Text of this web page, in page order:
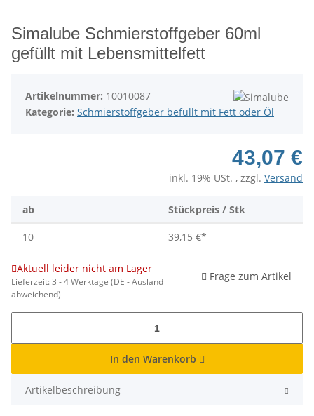
Simalube Schmierstoffgeber 60ml
gefüllt mit Lebensmittelfett
Artikelnummer: 10010087
Kategorie: Schmierstoffgeber befüllt mit Fett oder Öl
43,07 €
inkl. 19% USt. , zzgl. Versand
ab Stückpreis / Stk
10 39,15 €*
Aktuell leider nicht am Lager
Lieferzeit:3 - 4 Werktage (DE - Ausland
abweichend)
Frage zum Artikel
In den Warenkorb
Artikelbeschreibung